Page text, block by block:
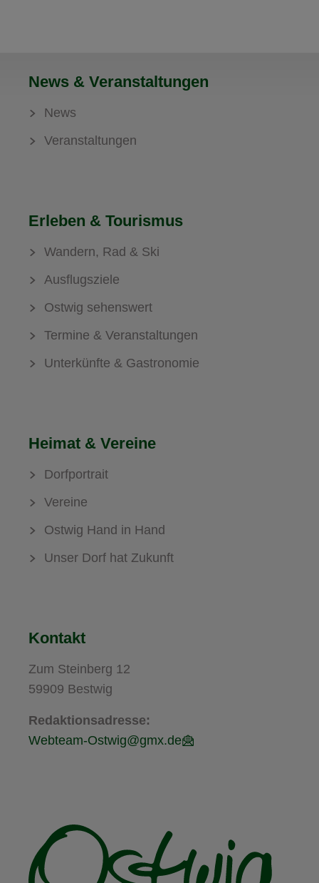
News & Veranstaltungen
News
Veranstaltungen
Erleben & Tourismus
Wandern, Rad & Ski
Ausflugsziele
Ostwig sehenswert
Termine & Veranstaltungen
Unterkünfte & Gastronomie
Heimat & Vereine
Dorfportrait
Vereine
Ostwig Hand in Hand
Unser Dorf hat Zukunft
Kontakt
Zum Steinberg 12
59909 Bestwig
Redaktionsadresse:
Webteam-Ostwig@gmx.de